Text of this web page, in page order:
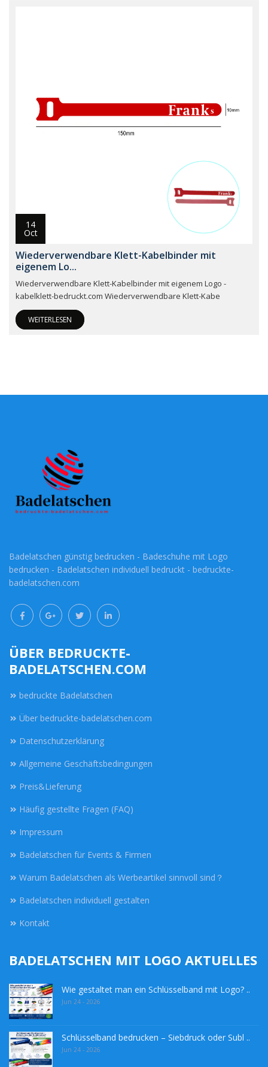
14
Oct
Wiederverwendbare Klett-Kabelbinder mit
eigenem Lo...
Wiederverwendbare Klett-Kabelbinder mit eigenem Logo -
kabelklett-bedruckt.com Wiederverwendbare Klett-Kabe
WEITERLESEN
Badelatschen günstig bedrucken - Badeschuhe mit Logo
bedrucken - Badelatschen individuell bedruckt - bedruckte-
badelatschen.com
ÜBER BEDRUCKTE-
BADELATSCHEN.COM
bedruckte Badelatschen
Über bedruckte-badelatschen.com
Datenschutzerklärung
Allgemeine Geschäftsbedingungen
Preis&Lieferung
Häufig gestellte Fragen (FAQ)
Impressum
Badelatschen für Events & Firmen
Warum Badelatschen als Werbeartikel sinnvoll sind？
Badelatschen individuell gestalten
Kontakt
BADELATSCHEN MIT LOGO AKTUELLES
Wie gestaltet man ein Schlüsselband mit Logo? ..
Jun 24 - 2026
Schlüsselband bedrucken – Siebdruck oder Subl ..
Jun 24 - 2026